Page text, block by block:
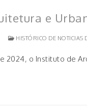
e
HISTÓRICO DE NOTICIAS
2024, o Instituto de